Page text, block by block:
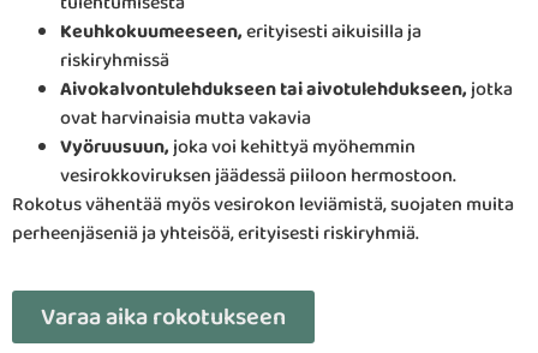
Keuhkokuumeeseen,erityisesti aikuisilla ja
riskiryhmissä
Aivokalvontulehdukseen tai aivotulehdukseen,jotka
ovat harvinaisia mutta vakavia
Vyöruusuun,joka voi kehittyä myöhemmin
vesirokkoviruksen jäädessä piiloon hermostoon.
Rokotus vähentää myös vesirokon leviämistä, suojaten muita
perheenjäseniä ja yhteisöä, erityisesti riskiryhmiä.
Varaa aika rokotukseen